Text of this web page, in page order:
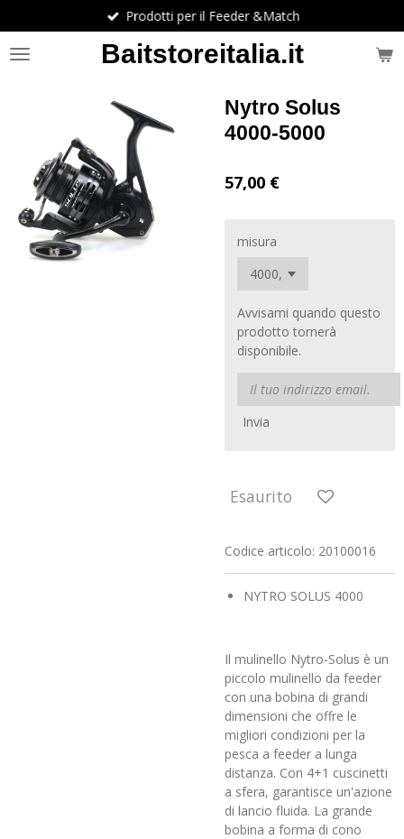
al
contenuto
Baitstoreitalia.it
Prodotti per il Feeder &Match
Nytro Solus
4000-5000
57,00 €
misura
Avvisami quando questo
prodotto tornerà
disponibile.
Invia
Esaurito
Codice articolo: 20100016
NYTRO SOLUS 4000
Il mulinello Nytro-Solus è un
piccolo mulinello da feeder
con una bobina di grandi
dimensioni che offre le
migliori condizioni per la
pesca a feeder a lunga
distanza. Con 4+1 cuscinetti
a sfera, garantisce un'azione
di lancio fluida. La grande
bobina a forma di cono